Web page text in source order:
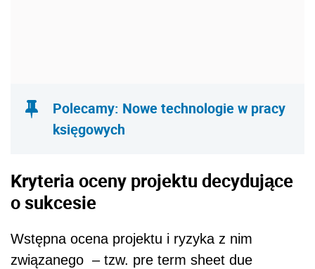
Polecamy: Nowe technologie w pracy
księgowych
Kryteria oceny projektu decydujące
o sukcesie
Wstępna ocena projektu i ryzyka z nim
związanego – tzw. pre term sheet due